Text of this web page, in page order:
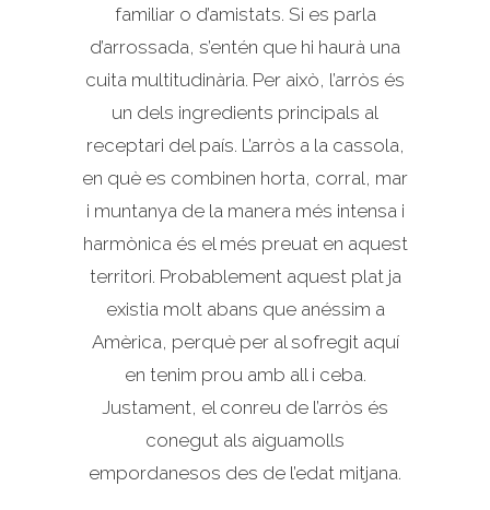
familiar o d’amistats. Si es parla
d’arrossada, s’entén que hi haurà una
cuita multitudinària. Per això, l’arròs és
un dels ingredients principals al
receptari del país. L’arròs a la cassola,
en què es combinen horta, corral, mar
i muntanya de la manera més intensa i
harmònica és el més preuat en aquest
territori. Probablement aquest plat ja
existia molt abans que anéssim a
Amèrica, perquè per al sofregit aquí
en tenim prou amb all i ceba.
Justament, el conreu de l’arròs és
conegut als aiguamolls
empordanesos des de l’edat mitjana.